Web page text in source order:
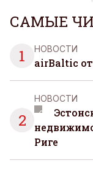
САМЫЕ
1
НОВОСТИ
airBaltic
2
НОВОСТИ
Риге